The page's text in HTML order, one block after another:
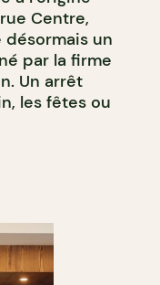
Centre,
un
par la firme
Un arrêt
les fêtes ou